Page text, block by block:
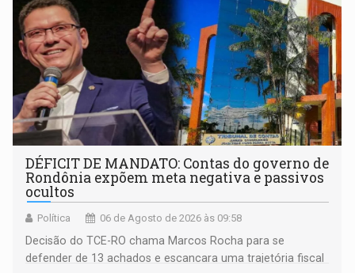
DÉFICIT DE MANDATO: Contas do governo de
Rondônia expõem meta negativa e passivos
ocultos
Política 06 de Agosto de 2026 às 09:58
Decisão do TCE-RO chama Marcos Rocha para se
defender de 13 achados e escancara uma trajetória fiscal